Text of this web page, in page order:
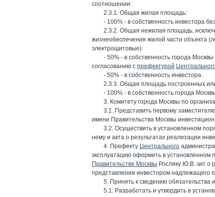
соотношении:
2.3.1. Общая жилая площадь:
- 100% - в собственность инвестора
2.3.2. Общая нежилая площадь,
жизнеобеспечения жилой части объекта
электрощитовые):
- 50% - в собственность города Москвы
согласованию с префектурой
- 50% - в собственность инвестора.
2.3.3. Общая площадь построенных
- 100% - в собственность города
3. Комитету города Москвы по
3.1. Представить первому
имени Правительства Москвы
3.2. Осуществить в установленном
нему и акта о результатах реализации
4. Префекту Центрального
эксплуатацию оформить в установленном
Правительстве Москвы Росляку Ю.В. акт о
представления инвестором надлежащего
5. Принять к сведению обязательства
5.1. Разработать и утвердить в